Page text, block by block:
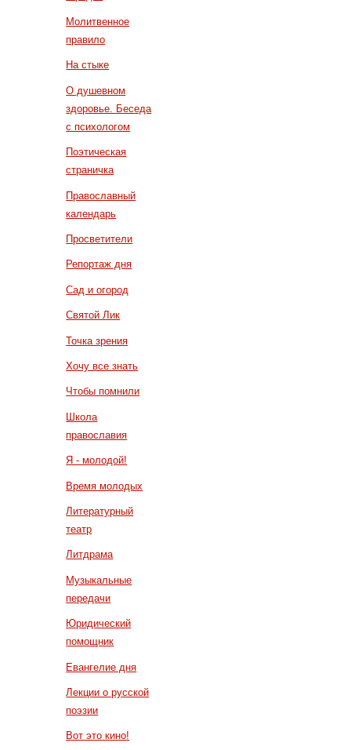
Молитвенное
правило
На стыке
О душевном
здоровье. Беседа
с психологом
Поэтическая
страничка
Православный
календарь
Просветители
Репортаж дня
Сад и огород
Святой Лик
Точка зрения
Хочу все знать
Чтобы помнили
Школа
православия
Я - молодой!
Время молодых
Литературный
театр
Литдрама
Музыкальные
передачи
Юридический
помощник
Евангелие дня
Лекции о русской
поэзии
Вот это кино!